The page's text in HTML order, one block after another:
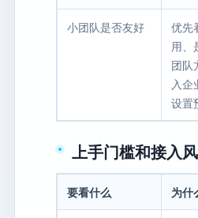
小团队是否友好
优先
用、
团队
入
设置
上手门槛和接入
要看什么 为什